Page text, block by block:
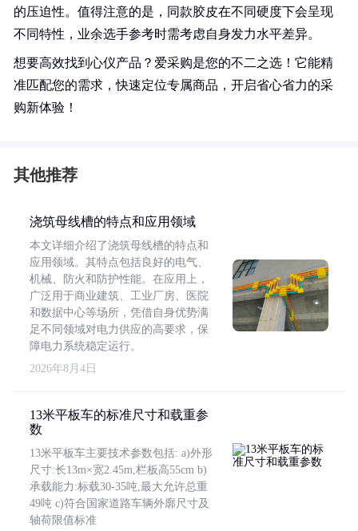
的压迫性。值得注意的是，同款胶皮在不同硬度下会呈现
不同特性，业余选手参考时需考虑自身发力水平差异。
想要高效找到心仪产品？爱采购是您的不二之选！它能精
准匹配您的需求，快速定位专属商品，开启省心省力的采
购新体验！
其他推荐
浇筑母线槽的特点和应用领域
本文详细介绍了浇筑母线槽的特点和
应用领域。其特点包括良好的电气、
机械、防火和防护性能。在应用上，
广泛用于商业建筑、工业厂房、医院
和数据中心等场所，凭借自身优势满
足不同领域对电力供应的高要求，保
障电力系统稳定运行。
2026年8月4日
13米平板车的标准尺寸和载重参
数
13米平板车主要技术参数包括: a)外形
尺寸:长13m×宽2.45m,栏板高55cm b)
承载能力:标载30-35吨,最大允许总重
49吨 c)符合国家道路车辆外廓尺寸及
轴荷限值标准